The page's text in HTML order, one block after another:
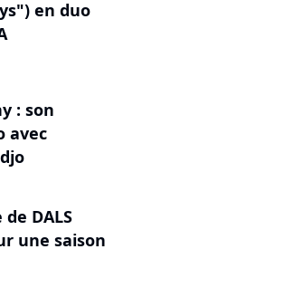
en duo
: son
avec
DALS
une saison